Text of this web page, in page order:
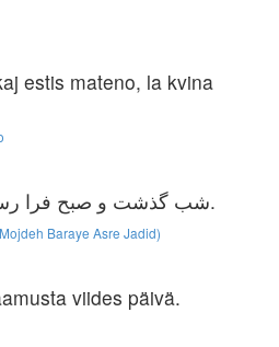
estis mateno, la kvina
شب ‌گذشت‌ و صبح ‌فرا رسید، این ‌بود روز پنجم‌.
Baraye Asre Jadid)
viides päivä.